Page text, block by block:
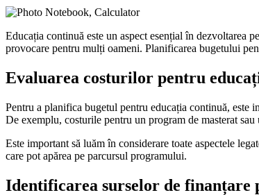
Educația continuă este un aspect esențial în dezvoltarea
provocare pentru mulți oameni. Planificarea bugetului
Evaluarea costurilor pentru
Pentru a planifica bugetul pentru educația continuă, este
De exemplu, costurile pentru un program de masterat
Este important să luăm în considerare toate aspectele
care pot apărea pe parcursul programului.
Identificarea surselor de finanțare